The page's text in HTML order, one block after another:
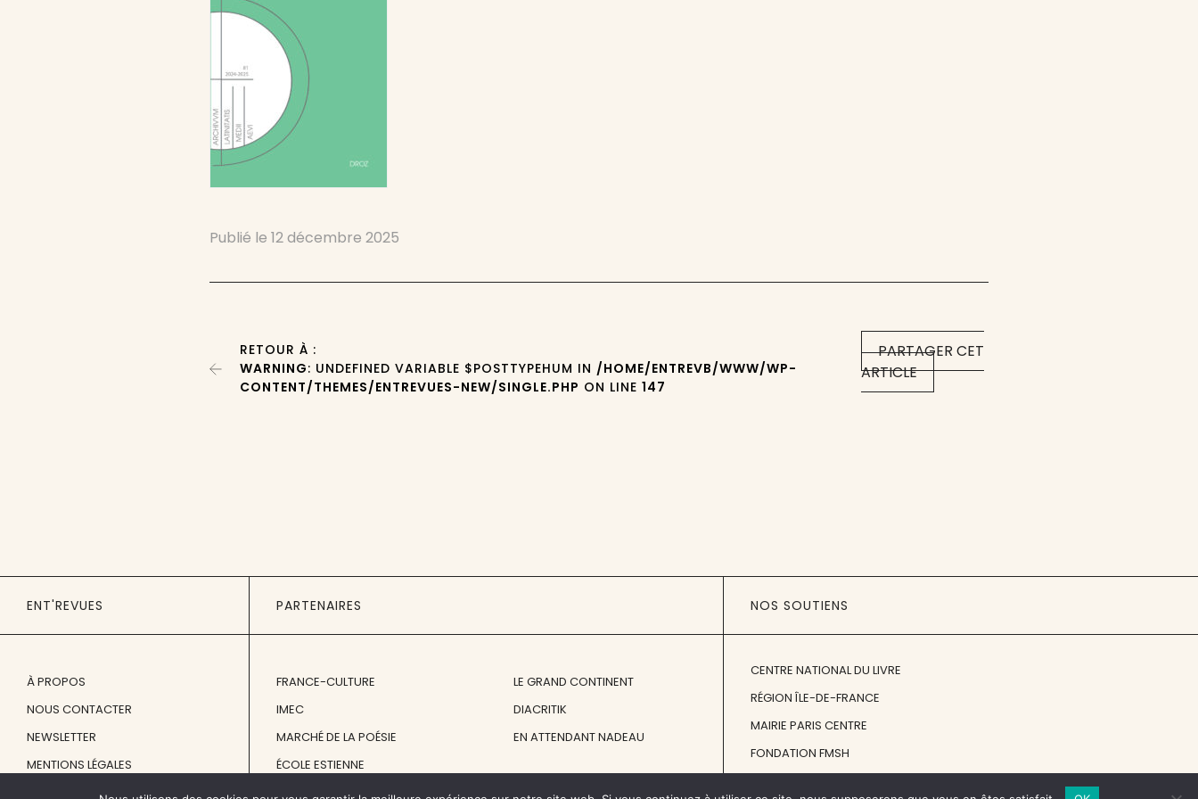
Publié le12 décembre 2025
PARTAGER CET
ARTICLE
RETOUR À :
WARNING: UNDEFINED VARIABLE $POSTTYPEHUM IN /HOME/ENTREVB/WWW/WP-
CONTENT/THEMES/ENTREVUES-NEW/SINGLE.PHP ON LINE147
ENT'REVUES
À PROPOS
NOUS CONTACTER
NEWSLETTER
MENTIONS LÉGALES
PARTENAIRES
FRANCE-CULTURE
IMEC
MARCHÉ DE LA POÉSIE
ÉCOLE ESTIENNE
LE GRAND CONTINENT
DIACRITIK
EN ATTENDANT NADEAU
NOS SOUTIENS
CENTRE NATIONAL DU LIVRE
RÉGION ÎLE-DE-FRANCE
MAIRIE PARIS CENTRE
FONDATION FMSH